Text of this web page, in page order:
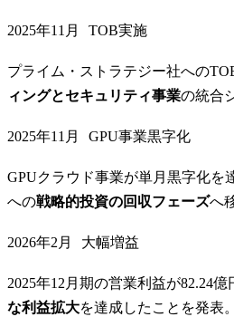
2025年11月 TOB実施
プライム・ストラテジー社への
ィングとセキュリティ事業の統合
2025年11月 GPU事業黒字化
GPUクラウド事業が単月黒字化を
への戦略的投資の回収フェーズへ
2026年2月 大幅増益
2025年12月期の営業利益が82.24億
な利益拡大を達成したことを発表。